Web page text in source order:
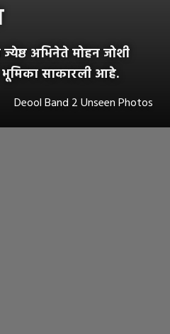
अभिनेते मोहन जोशी
भूमिका साकारली आहे.
Deool Band 2 Unseen Photos